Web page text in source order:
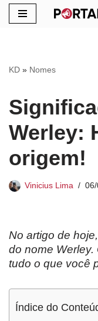
conteúdo
KD » Nomes
Werley:
origem!
Vinicius Lima
No artigo de
do nome
tudo o que você
Índice do